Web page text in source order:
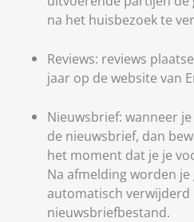
na het huisbezoek te
Reviews: reviews
jaar op de website van
Nieuwsbrief: wanneer
de nieuwsbrief, dan
het moment dat je je
Na afmelding worden
automatisch verwijderd
nieuwsbriefbestand.